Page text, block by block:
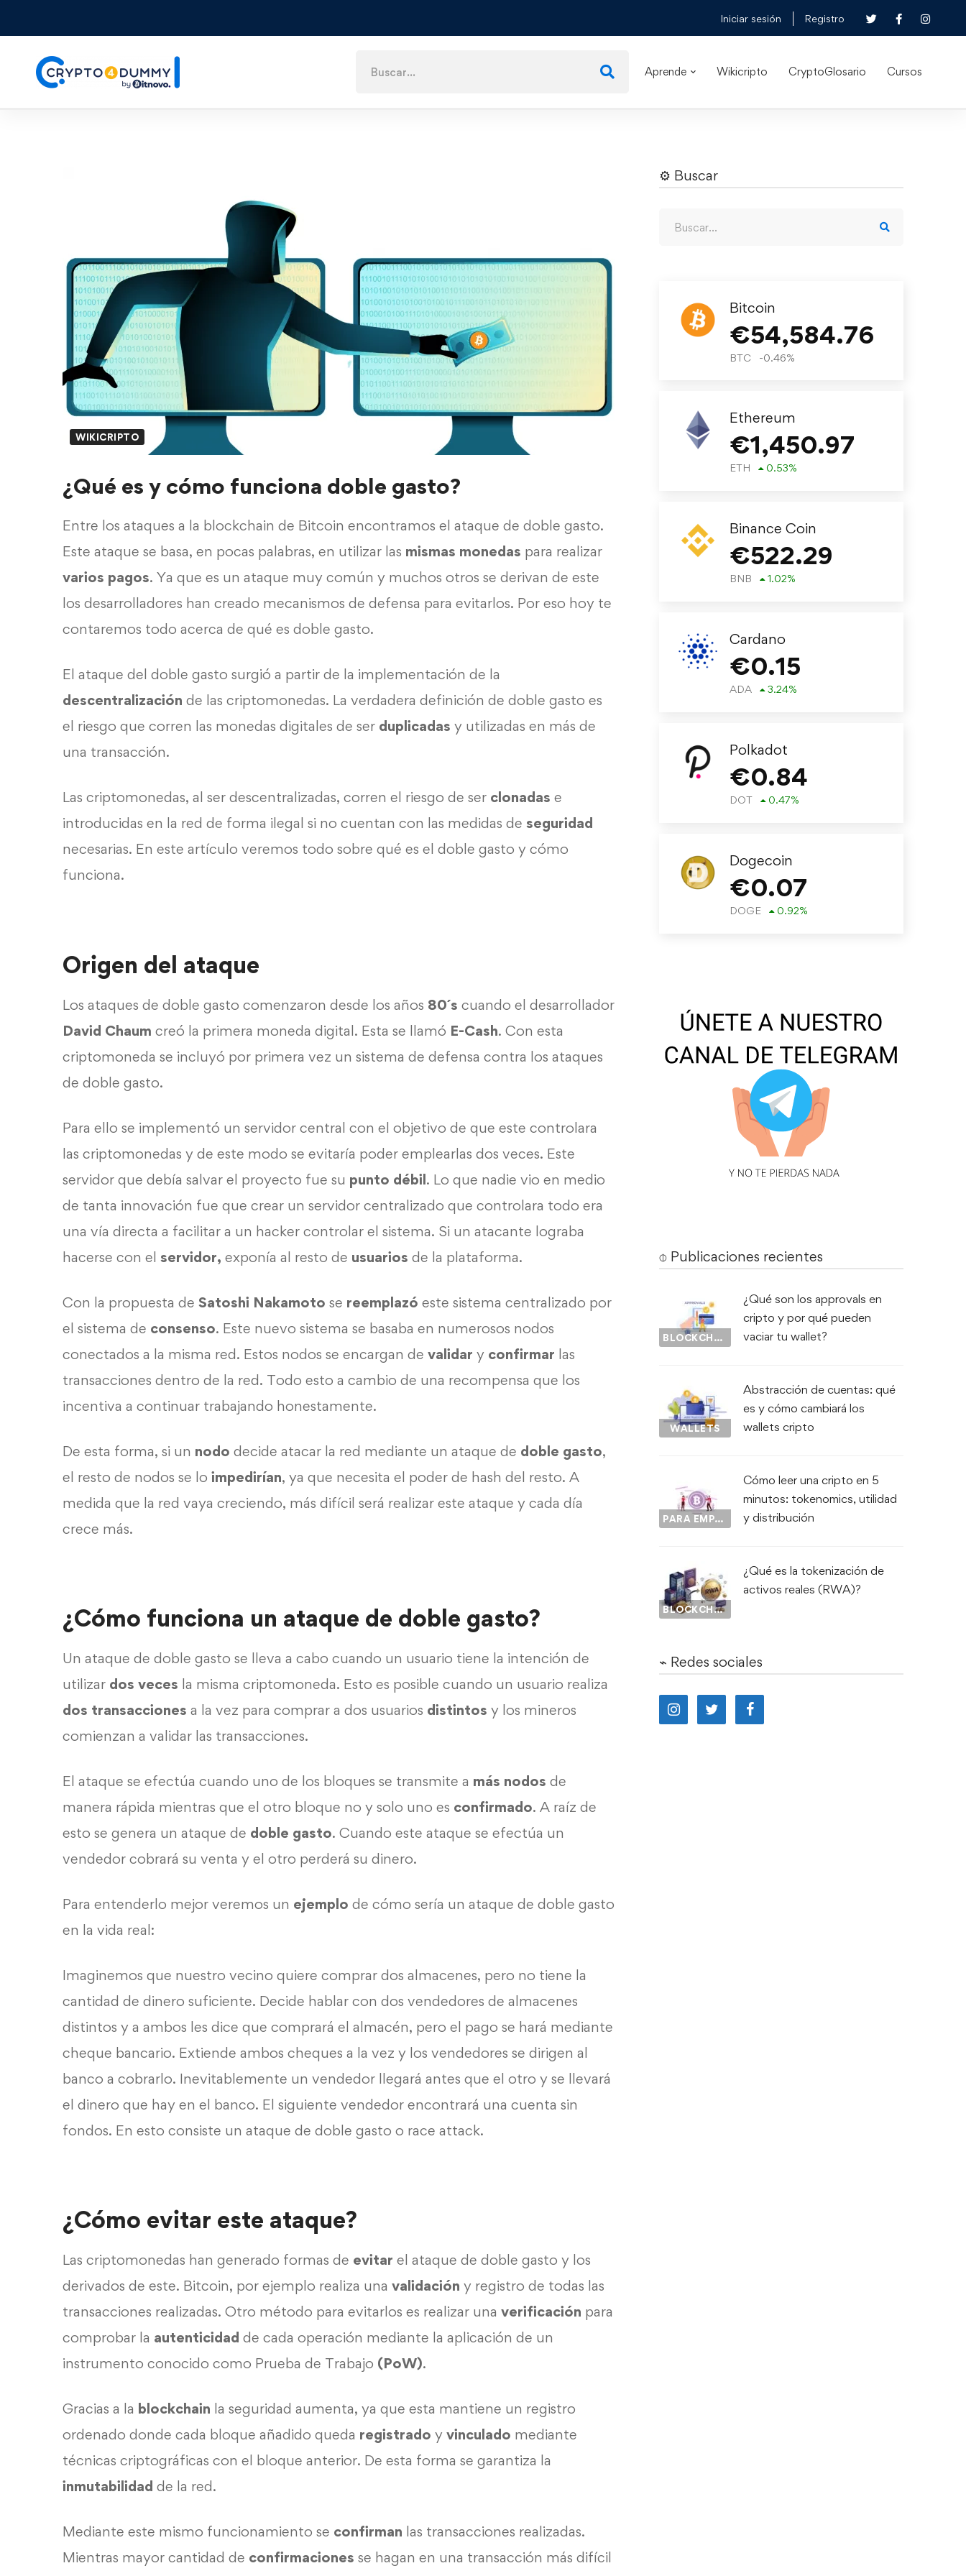
Iniciar sesión Registro
Aprende Wikicripto CryptoGlosario Cursos
WIKICRIPTO
¿Qué es y cómo funciona doble gasto?
Entre los ataques a la blockchain de Bitcoin encontramos el ataque de doble gasto.
Este ataque se basa, en pocas palabras, en utilizar las mismas monedas para realizar
varios pagos. Ya que es un ataque muy común y muchos otros se derivan de este
los desarrolladores han creado mecanismos de defensa para evitarlos. Por eso hoy te
contaremos todo acerca de qué es doble gasto.
El ataque del doble gasto surgió a partir de la implementación de la
descentralización de las criptomonedas. La verdadera definición de doble gasto es
el riesgo que corren las monedas digitales de ser duplicadas y utilizadas en más de
una transacción.
Las criptomonedas, al ser descentralizadas, corren el riesgo de ser clonadas e
introducidas en la red de forma ilegal si no cuentan con las medidas de seguridad
necesarias. En este artículo veremos todo sobre qué es el doble gasto y cómo
funciona.
Origen del ataque
Los ataques de doble gasto comenzaron desde los años 80´s cuando el desarrollador
David Chaum creó la primera moneda digital. Esta se llamó E-Cash. Con esta
criptomoneda se incluyó por primera vez un sistema de defensa contra los ataques
de doble gasto.
Para ello se implementó un servidor central con el objetivo de que este controlara
las criptomonedas y de este modo se evitaría poder emplearlas dos veces. Este
servidor que debía salvar el proyecto fue su punto débil. Lo que nadie vio en medio
de tanta innovación fue que crear un servidor centralizado que controlara todo era
una vía directa a facilitar a un hacker controlar el sistema. Si un atacante lograba
hacerse con el servidor, exponía al resto de usuarios de la plataforma.
Con la propuesta de Satoshi Nakamoto se reemplazó este sistema centralizado por
el sistema de consenso. Este nuevo sistema se basaba en numerosos nodos
conectados a la misma red. Estos nodos se encargan de validar y confirmar las
transacciones dentro de la red. Todo esto a cambio de una recompensa que los
incentiva a continuar trabajando honestamente.
De esta forma, si un nodo decide atacar la red mediante un ataque de doble gasto,
el resto de nodos se lo impedirían, ya que necesita el poder de hash del resto. A
medida que la red vaya creciendo, más difícil será realizar este ataque y cada día
crece más.
¿Cómo funciona un ataque de doble gasto?
Un ataque de doble gasto se lleva a cabo cuando un usuario tiene la intención de
utilizar dos veces la misma criptomoneda. Esto es posible cuando un usuario realiza
dos transacciones a la vez para comprar a dos usuarios distintos y los mineros
comienzan a validar las transacciones.
El ataque se efectúa cuando uno de los bloques se transmite a más nodos de
manera rápida mientras que el otro bloque no y solo uno es confirmado. A raíz de
esto se genera un ataque de doble gasto. Cuando este ataque se efectúa un
vendedor cobrará su venta y el otro perderá su dinero.
Para entenderlo mejor veremos un ejemplo de cómo sería un ataque de doble gasto
en la vida real:
Imaginemos que nuestro vecino quiere comprar dos almacenes, pero no tiene la
cantidad de dinero suficiente. Decide hablar con dos vendedores de almacenes
distintos y a ambos les dice que comprará el almacén, pero el pago se hará mediante
cheque bancario. Extiende ambos cheques a la vez y los vendedores se dirigen al
banco a cobrarlo. Inevitablemente un vendedor llegará antes que el otro y se llevará
el dinero que hay en el banco. El siguiente vendedor encontrará una cuenta sin
fondos. En esto consiste un ataque de doble gasto o race attack.
¿Cómo evitar este ataque?
Las criptomonedas han generado formas de evitar el ataque de doble gasto y los
derivados de este. Bitcoin, por ejemplo realiza una validación y registro de todas las
transacciones realizadas. Otro método para evitarlos es realizar una verificación para
comprobar la autenticidad de cada operación mediante la aplicación de un
instrumento conocido como Prueba de Trabajo (PoW).
Gracias a la blockchain la seguridad aumenta, ya que esta mantiene un registro
ordenado donde cada bloque añadido queda registrado y vinculado mediante
técnicas criptográficas con el bloque anterior. De esta forma se garantiza la
inmutabilidad de la red.
Mediante este mismo funcionamiento se confirman las transacciones realizadas.
Mientras mayor cantidad de confirmaciones se hagan en una transacción más difícil
⚙︎ Buscar
Bitcoin
€54,584.76
BTC -0.46%
Ethereum
€1,450.97
ETH 0.53%
Binance Coin
€522.29
BNB 1.02%
Cardano
€0.15
ADA 3.24%
Polkadot
€0.84
DOT 0.47%
Dogecoin
€0.07
DOGE 0.92%
⌽ Publicaciones recientes
BLOCKCHAIN
¿Qué son los approvals en
cripto y por qué pueden
vaciar tu wallet?
WALLETS
Abstracción de cuentas: qué
es y cómo cambiará los
wallets cripto
PARA EMPEZAR...
Cómo leer una cripto en 5
minutos: tokenomics, utilidad
y distribución
BLOCKCHAIN
¿Qué es la tokenización de
activos reales (RWA)?
⌁ Redes sociales